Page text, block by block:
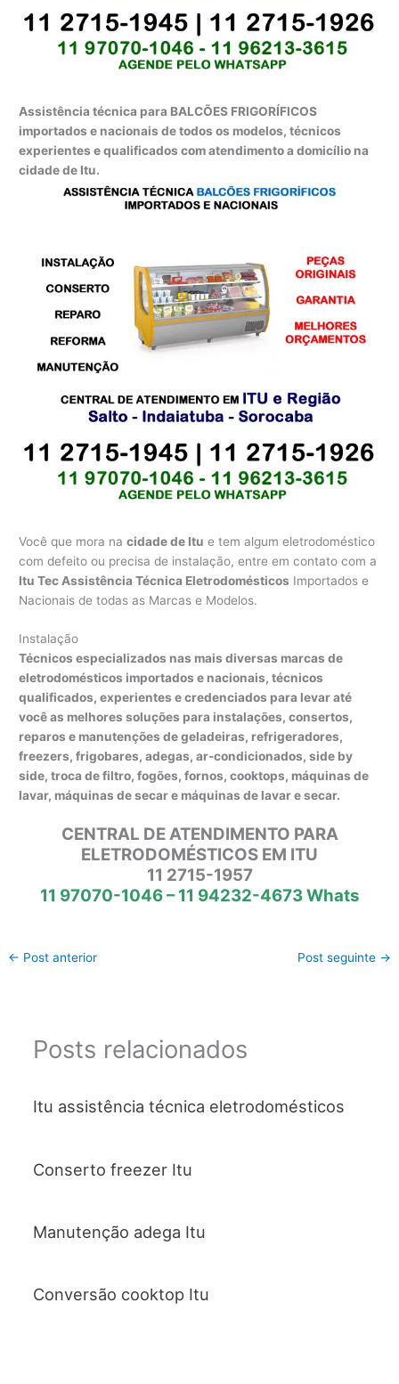
Assistência técnica para BALCÕES FRIGORÍFICOS
importados e nacionais de todos os modelos, técnicos
experientes e qualificados com atendimento a domicílio na
cidade de Itu.
Você que mora nacidade de Itu e tem algum eletrodoméstico
com defeito ou precisa de instalação, entre em contato com a
Itu Tec Assistência Técnica Eletrodomésticos Importados e
Nacionais de todas as Marcas e Modelos.
Instalação
Técnicos especializados nas mais diversas marcas de
eletrodomésticos importados e nacionais, técnicos
qualificados, experientes e credenciados para levar até
você as melhores soluções para instalações, consertos,
reparos e manutenções de geladeiras, refrigeradores,
freezers, frigobares, adegas, ar-condicionados, side by
side, troca de filtro, fogões, fornos, cooktops, máquinas de
lavar, máquinas de secar e máquinas de lavar e secar.
CENTRAL DE ATENDIMENTO PARA
ELETRODOMÉSTICOS EM ITU
11 2715-1957
11 97070-1046 – 11 94232-4673 Whats
← Post anterior Post seguinte →
Posts relacionados
Itu assistência técnica eletrodomésticos
Conserto freezer Itu
Manutenção adega Itu
Conversão cooktop Itu